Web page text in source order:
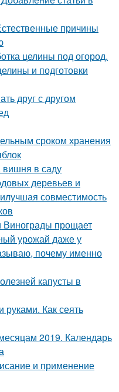
причины
целины под огород.
и подготовки
друг с другом
сроком хранения
вишня в саду
деревьев и
совместимость
Винограды прощает
урожай даже у
почему именно
капусты в
руками. Как сеять
2019. Календарь
и применение